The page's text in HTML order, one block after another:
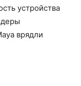
устройства
врядли